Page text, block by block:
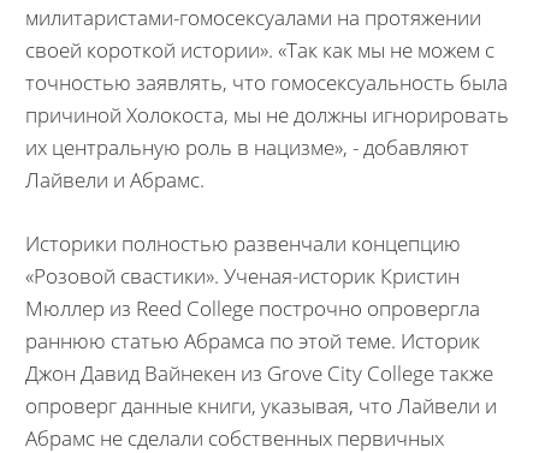
милитаристами-гомосексуалами на протяжении
своей короткой истории». «Так как мы не можем с
точностью заявлять, что гомосексуальность была
причиной Холокоста, мы не должны игнорировать
их центральную роль в нацизме», - добавляют
Лайвели и Абрамс.
Историки полностью развенчали концепцию
«Розовой свастики». Ученая-историк Кристин
Мюллер из Reed College построчно опровергла
раннюю статью Абрамса по этой теме. Историк
Джон Давид Вайнекен из Grove City College также
опроверг данные книги, указывая, что Лайвели и
Абрамс не сделали собственных первичных